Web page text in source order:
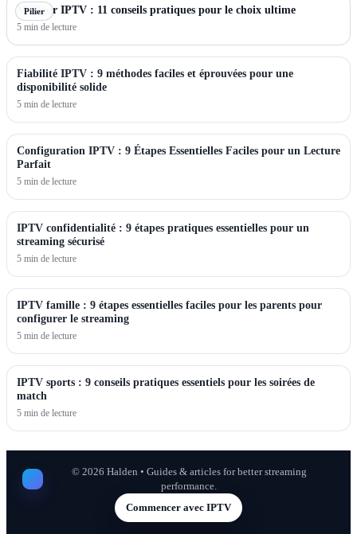
Pilier
Meilleur IPTV : 11 conseils pratiques pour le choix ultime
5 min de lecture
Fiabilité IPTV : 9 méthodes faciles et éprouvées pour une
disponibilité solide
5 min de lecture
Configuration IPTV : 9 Étapes Essentielles Faciles pour un Lecture
Parfait
5 min de lecture
IPTV confidentialité : 9 étapes pratiques essentielles pour un
streaming sécurisé
5 min de lecture
IPTV famille : 9 étapes essentielles faciles pour les parents pour
configurer le streaming
5 min de lecture
IPTV sports : 9 conseils pratiques essentiels pour les soirées de
match
5 min de lecture
© 2026 Halden • Guides & articles for better streaming
performance.
Commencer avec IPTV